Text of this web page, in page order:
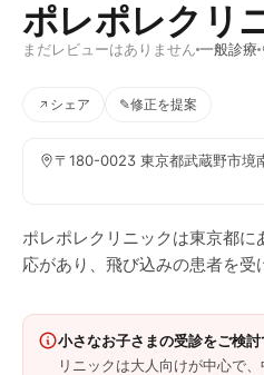
ポレポレクリ
まだレビューはありません 一般診療
シェア ✎修正を提案
〒180-0023 東京都武蔵野市境
ポレポレクリニックは東京都
応があり、飛び込みの患者を受
小さなお子さまの受診をご検討
リニックは大人向けが中心で